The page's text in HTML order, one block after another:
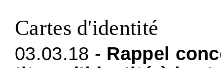
Cartes d'identité
03.03.18 - Rappel